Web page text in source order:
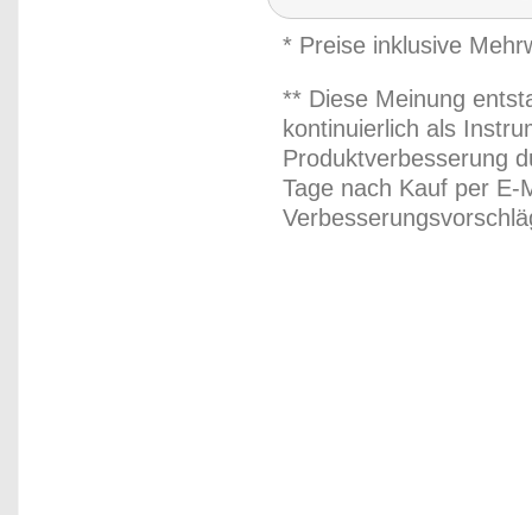
* Preise inklusive
** Diese Meinung
kontinuierlich als
Produktverbesserung
Tage nach Kauf per E-